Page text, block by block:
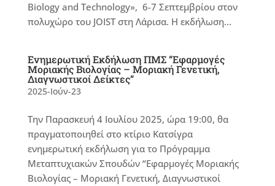
Biology and Technology», 6-7 Σεπτεμβρίου στον
πολυχώρο του JOIST στη Λάρισα. Η εκδήλωση...
Ενημερωτική Εκδήλωση ΠΜΣ “Εφαρμογές
Μοριακής Βιολογίας – Μοριακή Γενετική,
Διαγνωστικοί Δείκτες”
2025-Ιούν-23
Την Παρασκευή 4 Ιουλίου 2025, ώρα 19:00, θα
πραγματοποιηθεί στο κτίριο Κατσίγρα
ενημερωτική εκδήλωση για το Πρόγραμμα
Μεταπτυχιακών Σπουδών “Εφαρμογές Μοριακής
Βιολογίας – Μοριακή Γενετική, Διαγνωστικοί